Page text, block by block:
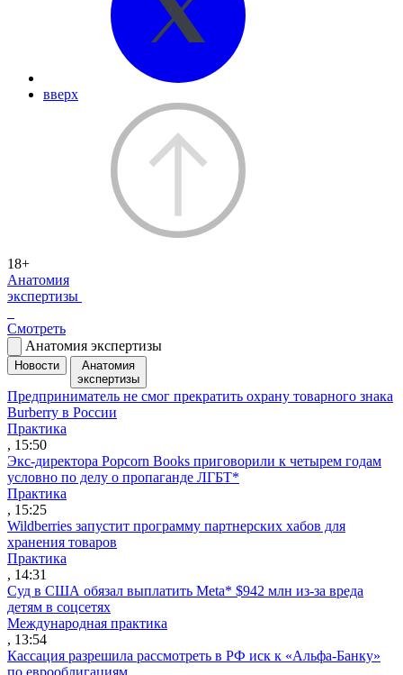
вверх
18+
Анатомия
экспертизы
Смотреть
Анатомия экспертизы
Новости
Анатомия
экспертизы
Предприниматель не смог прекратить охрану товарного знака
Burberry в России
Практика
, 15:50
Экс-директора Popcorn Books приговорили к четырем годам
условно по делу о пропаганде ЛГБТ*
Практика
, 15:25
Wildberries запустит программу партнерских хабов для
хранения товаров
Практика
, 14:31
Суд в США обязал выплатить Meta* $942 млн из-за вреда
детям в соцсетях
Международная практика
, 13:54
Кассация разрешила рассмотреть в РФ иск к «Альфа-Банку»
по еврооблигациям